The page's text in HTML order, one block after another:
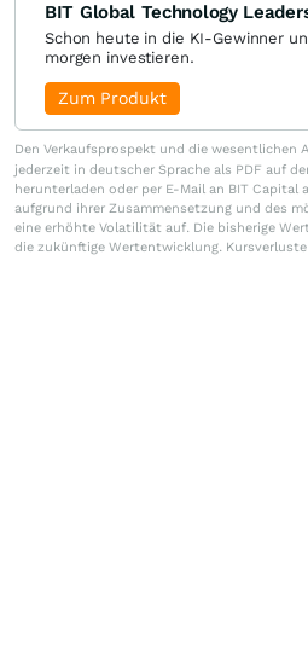
BIT Global Technology
Schon heute in die KI-Gewinner
morgen investieren.
Zum Produkt
Den Verkaufsprospekt und die wesentlichen
jederzeit in deutscher Sprache als PDF auf
herunterladen oder per E-Mail an BIT Capital
aufgrund ihrer Zusammensetzung und des
eine erhöhte Volatilität auf. Die bisherige
die zukünftige Wertentwicklung.